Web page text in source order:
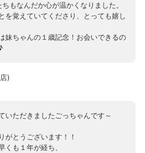
もなんだか心が温かくなりました。
を覚えていてくださり、とっても嬉し
妹ちゃんの１歳記念！お会いできるの
)
いただきましたごっちゃんです～
がとうございます！！
くも１年が経ち、